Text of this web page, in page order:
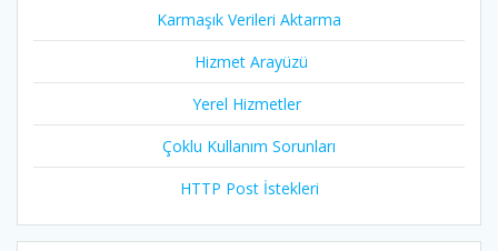
Karmaşık Verileri Aktarma
Hizmet Arayüzü
Yerel Hizmetler
Çoklu Kullanım Sorunları
HTTP Post İstekleri